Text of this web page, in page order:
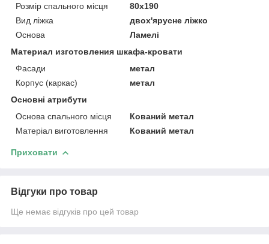
Розмір спального місця
80х190
Вид ліжка
двох'ярусне ліжко
Основа
Ламелі
Материал изготовления шкафа-кровати
Фасади
метал
Корпус (каркас)
метал
Основні атрибути
Основа спального місця
Кований метал
Матеріал виготовлення
Кований метал
Приховати
Відгуки про товар
Ще немає відгуків про цей товар